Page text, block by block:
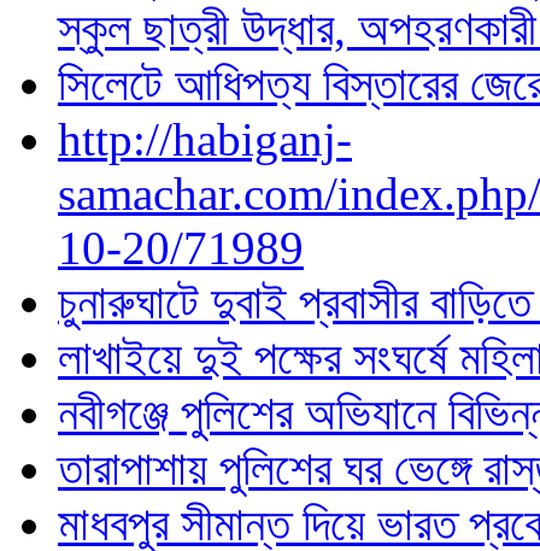
স্কুল ছাত্রী উদ্ধার, অপহরণকারী
সিলেটে আধিপত্য বিস্তারের
http://habiganj-
samachar.com/
10-20/71989
চুনারুঘাটে দুবাই প্রবাসীর
লাখাইয়ে দুই পক্ষের সংঘর্ষে
নবীগঞ্জে পুলিশের অভিযানে
তারাপাশায় পুলিশের ঘর ভেঙ্গে
মাধবপুর সীমান্ত দিয়ে ভারত